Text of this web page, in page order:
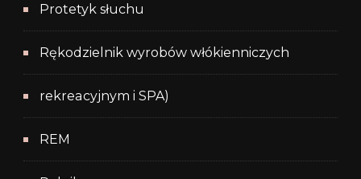
Protetyk słuchu
Rękodzielnik wyrobów włókienniczych
rekreacyjnym i SPA)
REM